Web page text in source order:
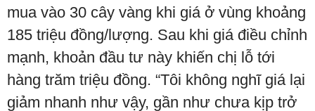
mua vào 30 cây vàng khi giá ở vùng khoảng
185 triệu đồng/lượng. Sau khi giá điều chỉnh
mạnh, khoản đầu tư này khiến chị lỗ tới
hàng trăm triệu đồng. “Tôi không nghĩ giá lại
giảm nhanh như vậy, gần như chưa kịp trở